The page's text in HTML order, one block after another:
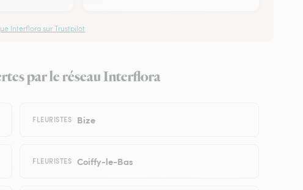
Interflora sur Trustpilot
par le réseau Interflora
FLEURISTES Bize
FLEURISTES Coiffy-le-Bas